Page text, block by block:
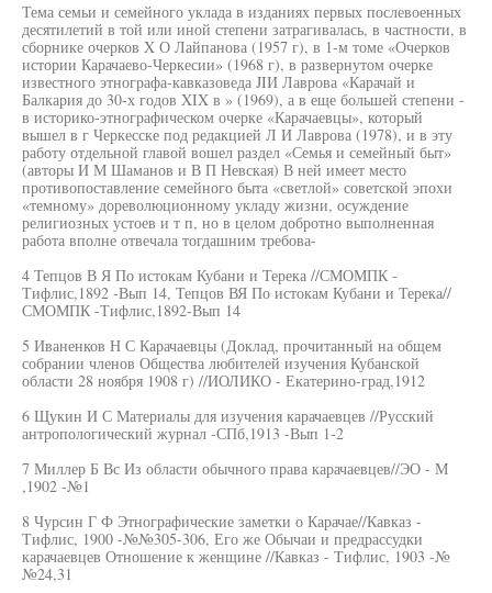
Тема семьи и семейного уклада в изданиях первых послевоенных
десятилетий в той или иной степени затрагивалась, в частности, в
сборнике очерков X О Лайпанова (1957 г), в 1-м томе «Очерков
истории Карачаево-Черкесии» (1968 г), в развернутом очерке
известного этнографа-кавказоведа JIИ Лаврова «Карачай и
Балкария до 30-х годов XIX в » (1969), а в еще большей степени -
в историко-этнографическом очерке «Карачаевцы», который
вышел в г Черкесске под редакцией Л И Лаврова (1978), и в эту
работу отдельной главой вошел раздел «Семья и семейный быт»
(авторы И М Шаманов и В П Невская) В ней имеет место
противопоставление семейного быта «светлой» советской эпохи
«темному» дореволюционному укладу жизни, осуждение
религиозных устоев и т п, но в целом добротно выполненная
работа вполне отвечала тогдашним требова-
4 Тепцов В Я По истокам Кубани и Терека //СМОМПК -
Тифлис,1892 -Вып 14, Тепцов ВЯ По истокам Кубани и Терека//
СМОМПК -Тифлис,1892-Вып 14
5 Иваненков Н С Карачаевцы (Доклад, прочитанный на общем
собрании членов Общества любителей изучения Кубанской
области 28 ноября 1908 г) //ИОЛИКО - Екатерино-град,1912
6 Щукин И С Материалы для изучения карачаевцев //Русский
антропологический журнал -СПб,1913 -Вып 1-2
7 Миллер Б Вс Из области обычного права карачаевцев//ЭО - М
,1902 -№1
8 Чурсин Г Ф Этнографические заметки о Карачае//Кавказ -
Тифлис, 1900 -№№305-306, Его же Обычаи и предрассудки
карачаевцев Отношение к женщине //Кавказ - Тифлис, 1903 -№
№24,31